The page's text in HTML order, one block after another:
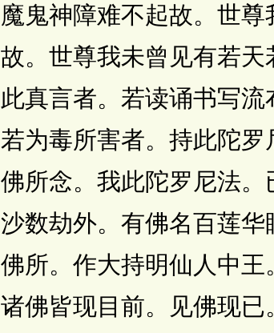
魔鬼神障难不起故。世
故。世尊我未曾见有若
此真言者。若读诵书写流
若为毒所害者。持此陀
佛所念。我此陀罗尼法
沙数劫外。有佛名百莲
佛所。作大持明仙人中
诸佛皆现目前。见佛现